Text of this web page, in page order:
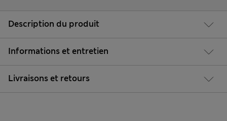
Description du produit
Informations et entretien
Livraisons et retours